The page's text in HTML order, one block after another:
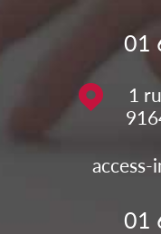
01
1
access-
01